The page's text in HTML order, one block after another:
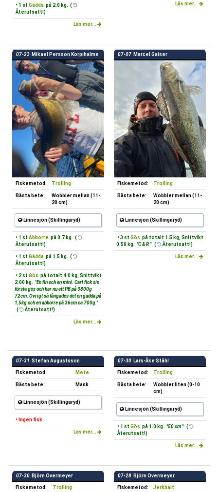
• 1 st Gädda på 2.0 kg. (
Återutsatt!)
Läs mer...
Läs mer...
07-23 Mikael Persson Korpihalme
Fiskemetod: Trolling
Bästa bete:
Wobbler mellan (11-
20 cm)
Linnesjön (Skillingaryd)
• 1 st Abborre på 0.7 kg. (
Återutsatt!)
• 1 st Gädda på 1.5 kg. (
Återutsatt!)
• 2 st Gös på totalt 4.0 kg, Snittvikt
2.00 kg. "En fin och en mini. Carl fick sin
första gös och har nu ett PB på 3800g
72cm. Övrigt så fångades det en gädda på
1,5kg och en abborre på 36cm ca 700g."
(
Återutsatt!)
Läs mer...
07-07 Marcel Gaiser
Fiskemetod: Trolling
Bästa bete:
Wobbler mellan (11-
20 cm)
Linnesjön (Skillingaryd)
• 3 st Gös på totalt 1.5 kg, Snittvikt
0.50 kg. "C & R " ( Återutsatt!)
Läs mer...
07-31 Stefan Augustsson
Fiskemetod: Mete
Bästa bete: Mask
Linnesjön (Skillingaryd)
• Ingen fisk
Läs mer...
07-30 Lars-Åke Ståhl
Fiskemetod: Trolling
Bästa bete:
Wobbler liten (0-10
cm)
Linnesjön (Skillingaryd)
• 1 st Gös på 1.0 kg. "50 cm " (
Återutsatt!)
Läs mer...
07-30 Björn Overmeyer
Fiskemetod: Trolling
07-28 Björn Overmeyer
Fiskemetod: Jerkbait